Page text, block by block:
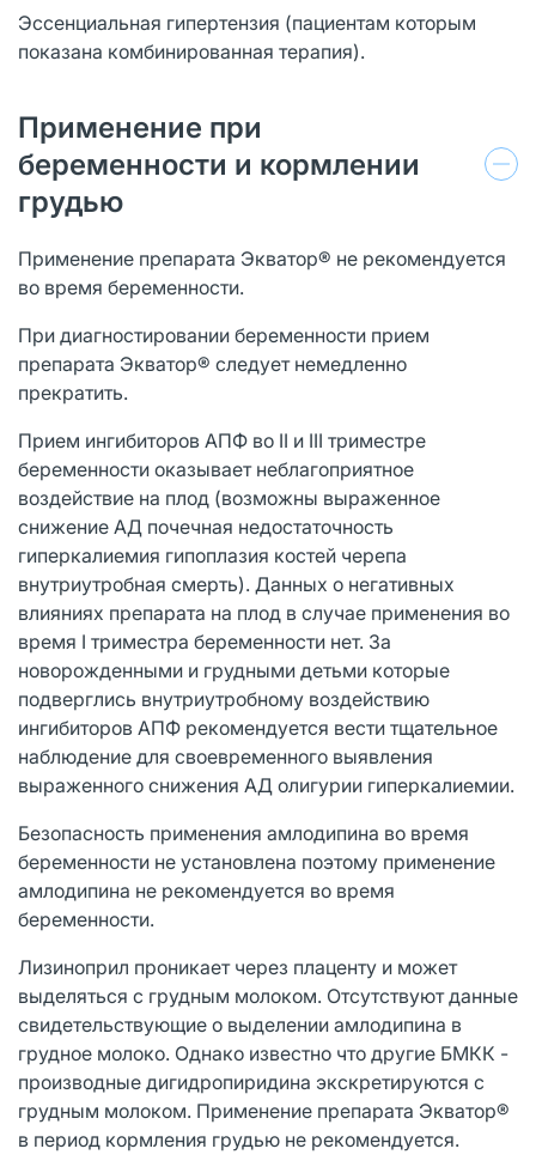
Эссенциальная гипертензия (пациентам которым
показана комбинированная терапия).
Применение при
беременности и кормлении
грудью
Применение препарата Экватор® не рекомендуется
во время беременности.
При диагностировании беременности прием
препарата Экватор® следует немедленно
прекратить.
Прием ингибиторов АПФ во II и III триместре
беременности оказывает неблагоприятное
воздействие на плод (возможны выраженное
снижение АД почечная недостаточность
гиперкалиемия гипоплазия костей черепа
внутриутробная смерть). Данных о негативных
влияниях препарата на плод в случае применения во
время I триместра беременности нет. За
новорожденными и грудными детьми которые
подверглись внутриутробному воздействию
ингибиторов АПФ рекомендуется вести тщательное
наблюдение для своевременного выявления
выраженного снижения АД олигурии гиперкалиемии.
Безопасность применения амлодипина во время
беременности не установлена поэтому применение
амлодипина не рекомендуется во время
беременности.
Лизиноприл проникает через плаценту и может
выделяться с грудным молоком. Отсутствуют данные
свидетельствующие о выделении амлодипина в
грудное молоко. Однако известно что другие БМКК -
производные дигидропиридина экскретируются с
грудным молоком. Применение препарата Экватор®
в период кормления грудью не рекомендуется.